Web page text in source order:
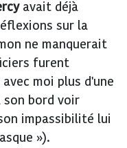
avait déjà
sur la
ne manquerait
furent
moi plus d'une
son bord voir
impassibilité lui
»).